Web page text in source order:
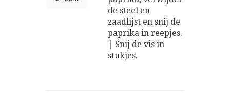
de steel en
zaadlijst en snij de
paprika in reepjes.
| Snij de vis in
stukjes.